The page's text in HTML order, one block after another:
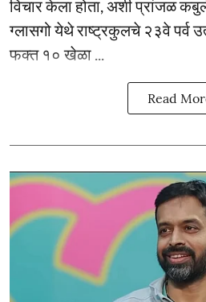
विचार केला होता, अशी प्रांजळ
ग्लासगो येथे राष्ट्रकुलचे २३वे पर्व
फक्त १० खेळा ...
Read